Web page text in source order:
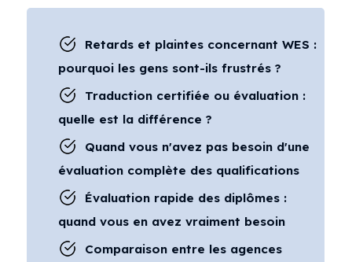
Retards et plaintes concernant WES :
pourquoi les gens sont-ils frustrés ?
Traduction certifiée ou évaluation :
quelle est la différence ?
Quand vous n'avez pas besoin d'une
évaluation complète des qualifications
Évaluation rapide des diplômes :
quand vous en avez vraiment besoin
Comparaison entre les agences